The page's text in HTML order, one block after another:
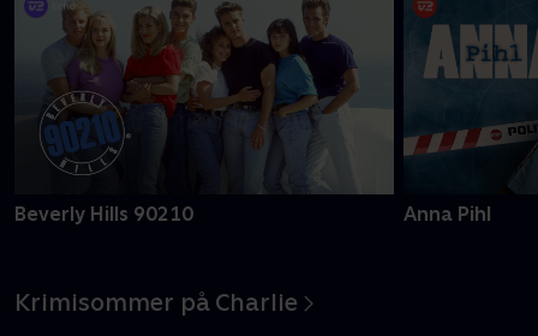
Beverly Hills 90210 Anna Pihl
Krimisommer på Charlie